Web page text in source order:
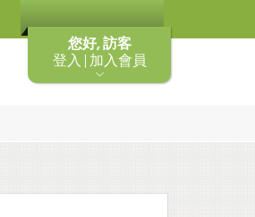
您好, 訪客
登入 | 加入會員